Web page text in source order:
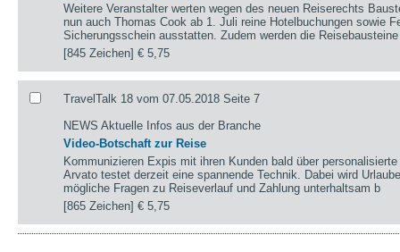
Weitere Veranstalter werten wegen des neuen Reiserechts
nun auch Thomas Cook ab 1. Juli reine Hotelbuchungen sowie
Sicherungsschein ausstatten. Zudem werden die
[845 Zeichen]€ 5,75
TravelTalk 18 vom 07.05.2018 Seite 7
NEWS Aktuelle Infos aus der Branche
Video-Botschaft zur Reise
Kommunizieren Expis mit ihren Kunden bald über
Arvato testet derzeit eine spannende Technik. Dabei wird
mögliche Fragen zu Reiseverlauf und Zahlung unterhaltsam b
[865 Zeichen]€ 5,75